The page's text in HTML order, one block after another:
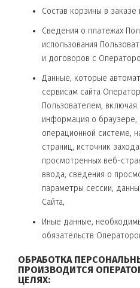
Состав корзины в
Сведения о платежах
использования
и договоров с
Данные, которые
сервисам сайта
Пользователем,
информация о
операционной системе,
страниц, источник
просмотренных веб-
ввода, сведения о
параметры сессии,
Сайта,
Иные данные,
обязательств
ОБРАБОТКА
ПРОИЗВОДИТСЯ
ЦЕЛЯХ: